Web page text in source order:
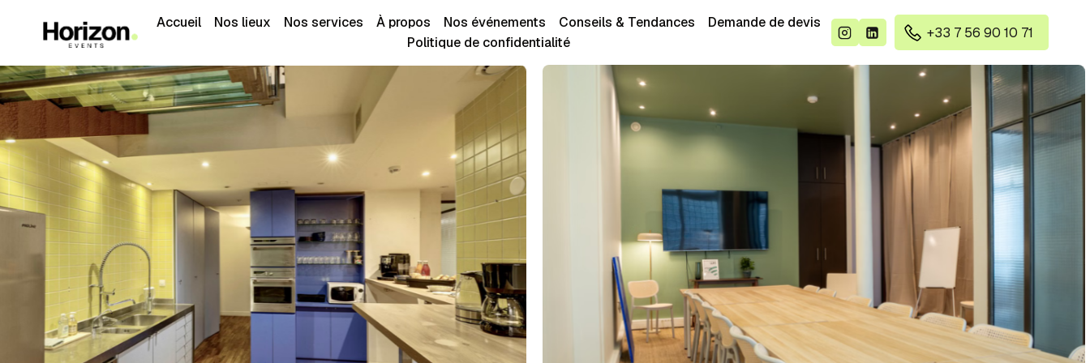
Accueil Nos lieux Nos services À propos Nos événements Conseils & Tendances
Demande de devis
Politique de confidentialité
+33 7 56 90 10 71